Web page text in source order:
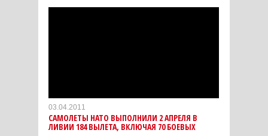
03.04.2011
САМОЛЕТЫ НАТО ВЫПОЛНИЛИ 2 АПРЕЛЯ В
ЛИВИИ 184 ВЫЛЕТА, ВКЛЮЧАЯ 70 БОЕВЫХ